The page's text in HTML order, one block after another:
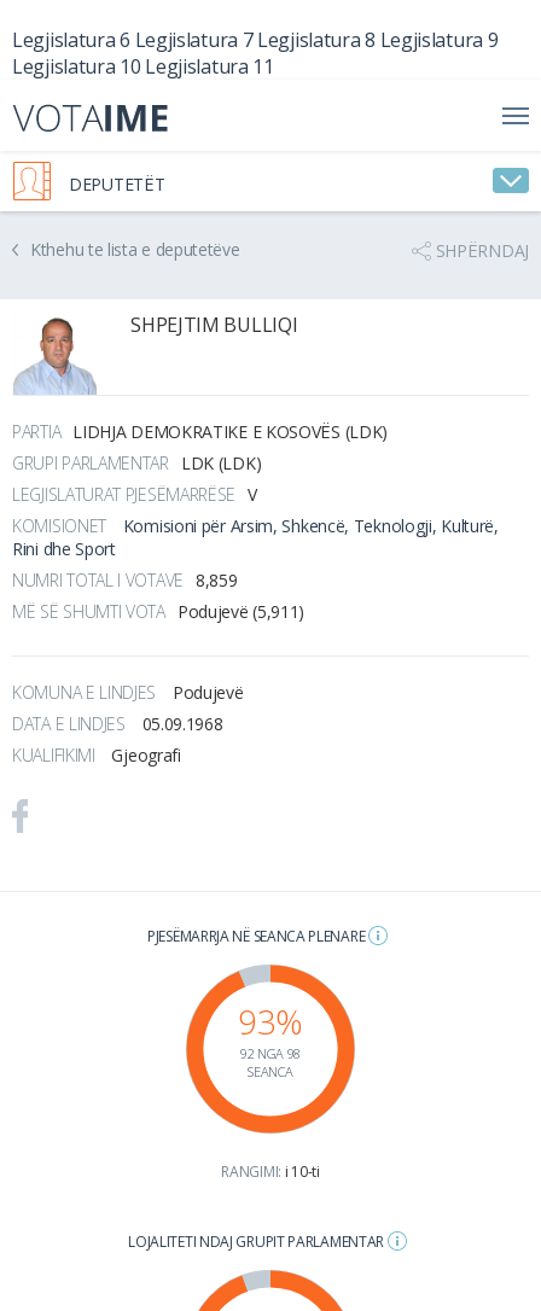
Legjislatura 6 Legjislatura 7 Legjislatura 8 Legjislatura 9
Legjislatura 10 Legjislatura 11
DEPUTETËT
Kthehu te lista e deputetëve SHPËRNDAJ
SHPEJTIM BULLIQI
PARTIA LIDHJA DEMOKRATIKE E KOSOVËS (LDK)
GRUPI PARLAMENTAR
LDK (LDK)
LEGJISLATURAT PJESËMARRËSE V
KOMISIONET
Komisioni për Arsim, Shkencë, Teknologji, Kulturë,
Rini dhe Sport
NUMRI TOTAL I VOTAVE 8,859
MË SË SHUMTI VOTA Podujevë (5,911)
KOMUNA E LINDJES
Podujevë
DATA E LINDJES
05.09.1968
KUALIFIKIMI
Gjeografi
PJESËMARRJA NË SEANCA PLENARE
93%
92 NGA 98
SEANCA
RANGIMI: i 10-ti
LOJALITETI NDAJ GRUPIT PARLAMENTAR